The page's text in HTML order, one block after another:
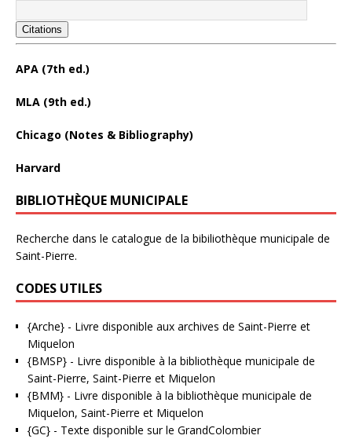
Citations
APA (7th ed.)
MLA (9th ed.)
Chicago (Notes & Bibliography)
Harvard
BIBLIOTHÈQUE MUNICIPALE
Recherche dans le catalogue de la bibiliothèque municipale de
Saint-Pierre.
CODES UTILES
{Arche} - Livre disponible aux archives de Saint-Pierre et
Miquelon
{BMSP} - Livre disponible à la bibliothèque municipale de
Saint-Pierre, Saint-Pierre et Miquelon
{BMM} - Livre disponible à la bibliothèque municipale de
Miquelon, Saint-Pierre et Miquelon
{GC} - Texte disponible sur le GrandColombier